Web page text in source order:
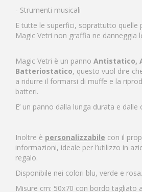
- Strumenti musicali
E tutte le superfici, soprattutto quelle
Magic Vetri non graffia ne danneggia
Magic Vetri è un panno Antistatico,
Batteriostatico, questo vuol dire
a ridurre il formarsi di muffe e la
batteri.
E’ un panno dalla lunga durata e
Inoltre è personalizzabile con il
informazioni, ideale per l’utilizzo in
regalo.
Disponibile nei colori blu, verde e rosa.
Misure cm: 50x70 con bordo tagliato